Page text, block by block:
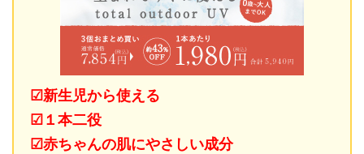
☑新生児から使える
☑１本二役
☑赤ちゃんの肌にやさしい成分